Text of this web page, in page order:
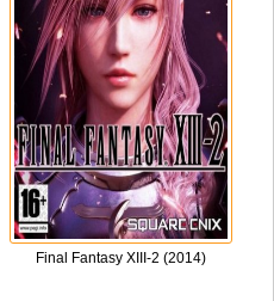
Final Fantasy XIII-2 (2014)